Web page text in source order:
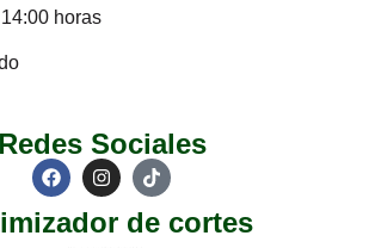
horas
Redes Sociales
de cortes